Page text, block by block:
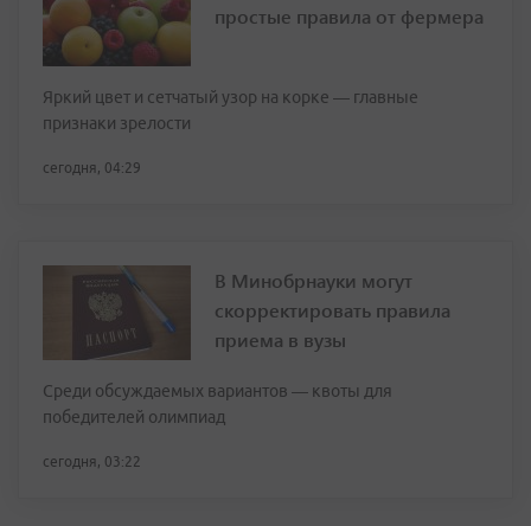
простые правила от фермера
Яркий цвет и сетчатый узор на корке — главные
признаки зрелости
сегодня, 04:29
В Минобрнауки могут
скорректировать правила
приема в вузы
Среди обсуждаемых вариантов — квоты для
победителей олимпиад
сегодня, 03:22